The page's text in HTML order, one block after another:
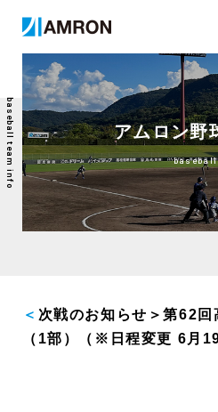
アムロン野
baseball team info
＜次戦のお知らせ＞第62回高松市民早朝野球大会
（1部）（※日程変更 6月19